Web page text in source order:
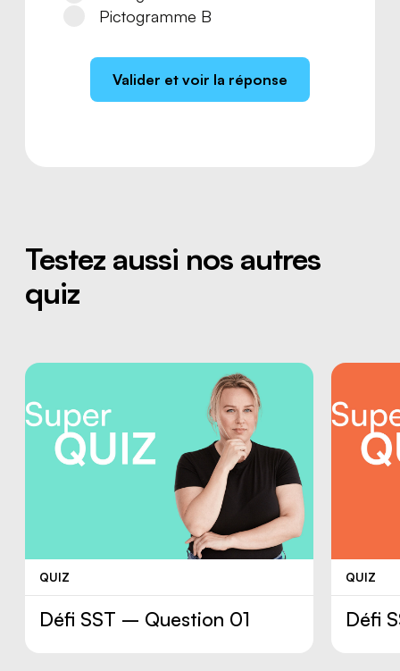
Pictogramme B
Valider et voir la réponse
conseiller ou la conseillère de
votre région
Testez aussi nos autres
quiz
QUIZ
Défi SST – Question 01
QUIZ
Défi